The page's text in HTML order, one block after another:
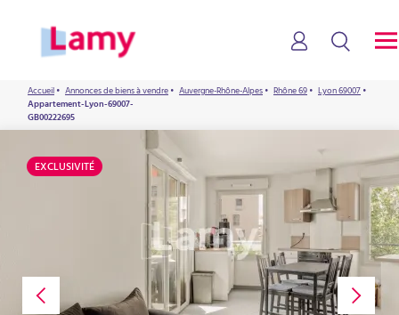
Accueil• Annonces de biens à vendre• Auvergne-Rhône-Alpes• Rhône 69• Lyon 69007•
Appartement-Lyon-69007-
GB00222695
EXCLUSIVITÉ